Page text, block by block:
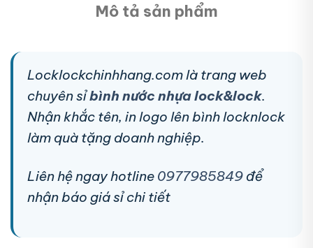
Mô tả sản phẩm
Locklockchinhhang.com là trang web
chuyên sỉbình nước nhựa lock&lock.
Nhận khắc tên, in logo lên bình locknlock
làm quà tặng doanh nghiệp.
Liên hệ ngay hotline 0977985849 để
nhận báo giá sỉ chi tiết